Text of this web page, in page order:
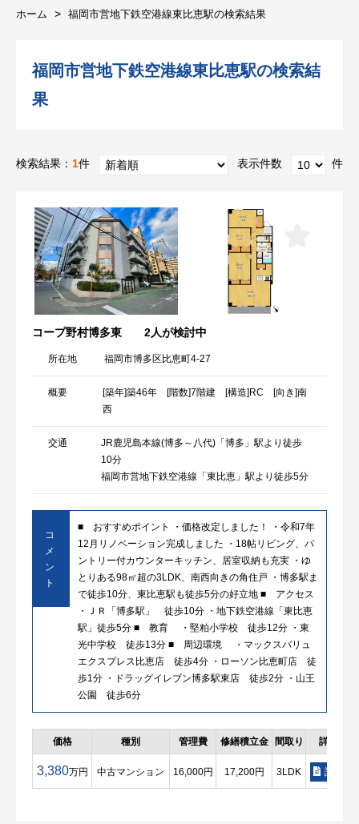
ホーム 福岡市営地下鉄空港線東比恵駅の検索結果
福岡市営地下鉄空港線東比恵駅の検索結
果
検索結果： 1件 表示件数 件
コープ野村博多東 2人が検討中
所在地 福岡市博多区比恵町4-27
概要
[築年]築46年 [階数]7階建 [構造]RC [向き]南
西
交通
JR鹿児島本線(博多～八代)「博多」駅より徒歩
10分
福岡市営地下鉄空港線「東比恵」駅より徒歩5分
コ
メ
ン
ト
■ おすすめポイント ・価格改定しました！ ・令和7年
12月リノベーション完成しました ・18帖リビング、パ
ントリー付カウンターキッチン、居室収納も充実 ・ゆ
とりある98㎡超の3LDK、南西向きの角住戸 ・博多駅ま
で徒歩10分、東比恵駅も徒歩5分の好立地 ■ アクセス
・ＪＲ「博多駅」 徒歩10分 ・地下鉄空港線「東比恵
駅」徒歩5分 ■ 教育 ・堅粕小学校 徒歩12分 ・東
光中学校 徒歩13分 ■ 周辺環境 ・マックスバリュ
エクスプレス比恵店 徒歩4分 ・ローソン比恵町店 徒
歩1分 ・ドラッグイレブン博多駅東店 徒歩2分 ・山王
公園 徒歩6分
価格 種別 管理費 修繕積立金 間取り 詳細
3,380万円 中古マンション 16,000円 17,200円 3LDK 詳細